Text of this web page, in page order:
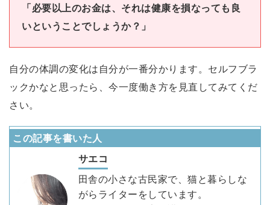
「必要以上のお金は、それは健康を損なっても良
いということでしょうか？」
自分の体調の変化は自分が一番分かります。セルフブラ
ックかなと思ったら、今一度働き方を見直してみてくだ
さい。
この記事を書いた人
サエコ
田舎の小さな古民家で、猫と暮らしな
がらライターをしています。